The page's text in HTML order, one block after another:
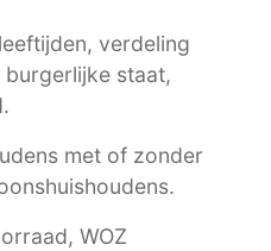
verdeling
burgerlijke staat,
met of zonder
WOZ